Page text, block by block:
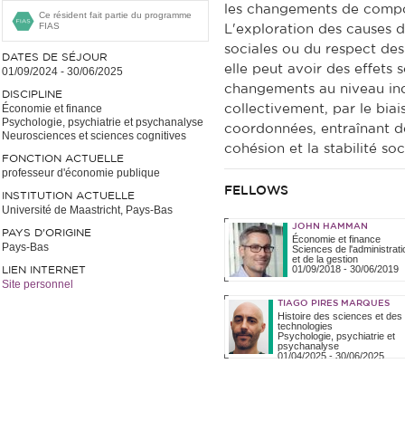
Ce résident fait partie du programme
FIAS
DATES DE SÉJOUR
01/09/2024 - 30/06/2025
DISCIPLINE
Économie et finance
Psychologie, psychiatrie et psychanalyse
Neurosciences et sciences cognitives
FONCTION ACTUELLE
professeur d'économie publique
INSTITUTION ACTUELLE
Université de Maastricht, Pays-Bas
PAYS D'ORIGINE
Pays-Bas
LIEN INTERNET
Site personnel
les changements de
L'exploration des causes
sociales ou du respect
elle peut avoir des effets
changements au niveau
collectivement, par le
coordonnées, entraînant
cohésion et la stabilité
FELLOWS
JOHN HAMMAN
Économie et finance
Sciences de
et de la gestion
01/09/2018- 30/06/2019
TIAGO PIRES MARQUES
Histoire des sciences et des
technologies
Psychologie, psychiatrie et
psychanalyse
01/04/2025- 30/06/2025